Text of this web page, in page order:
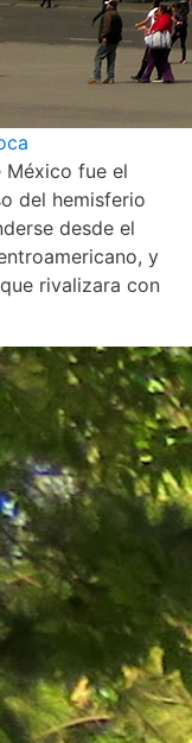
México fue el
del hemisferio
desde el
y
rivalizara con